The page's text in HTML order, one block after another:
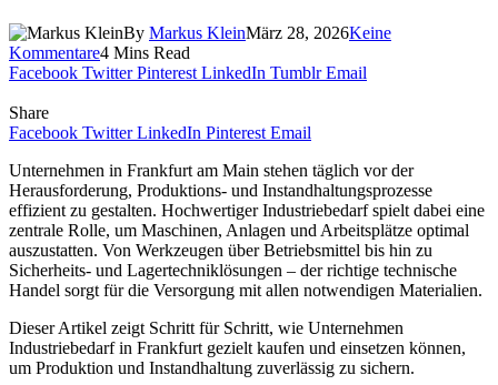
By Markus KleinMärz 28, 2026Keine
Kommentare4 Mins Read
Facebook Twitter Pinterest LinkedIn Tumblr Email
Share
Facebook Twitter LinkedIn Pinterest Email
Unternehmen in Frankfurt am Main stehen täglich vor der
Herausforderung, Produktions- und Instandhaltungsprozesse
effizient zu gestalten. Hochwertiger Industriebedarf spielt dabei eine
zentrale Rolle, um Maschinen, Anlagen und Arbeitsplätze optimal
auszustatten. Von Werkzeugen über Betriebsmittel bis hin zu
Sicherheits- und Lagertechniklösungen – der richtige technische
Handel sorgt für die Versorgung mit allen notwendigen Materialien.
Dieser Artikel zeigt Schritt für Schritt, wie Unternehmen
Industriebedarf in Frankfurt gezielt kaufen und einsetzen können,
um Produktion und Instandhaltung zuverlässig zu sichern.